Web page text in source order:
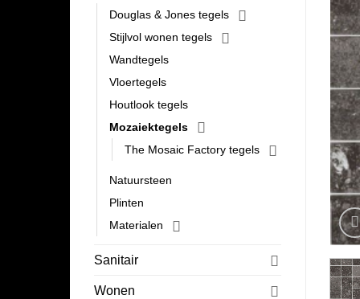
Douglas & Jones tegels
Stijlvol wonen tegels
Wandtegels
Vloertegels
Houtlook tegels
Mozaiektegels
The Mosaic Factory tegels
Natuursteen
Plinten
Materialen
Sanitair
Wonen